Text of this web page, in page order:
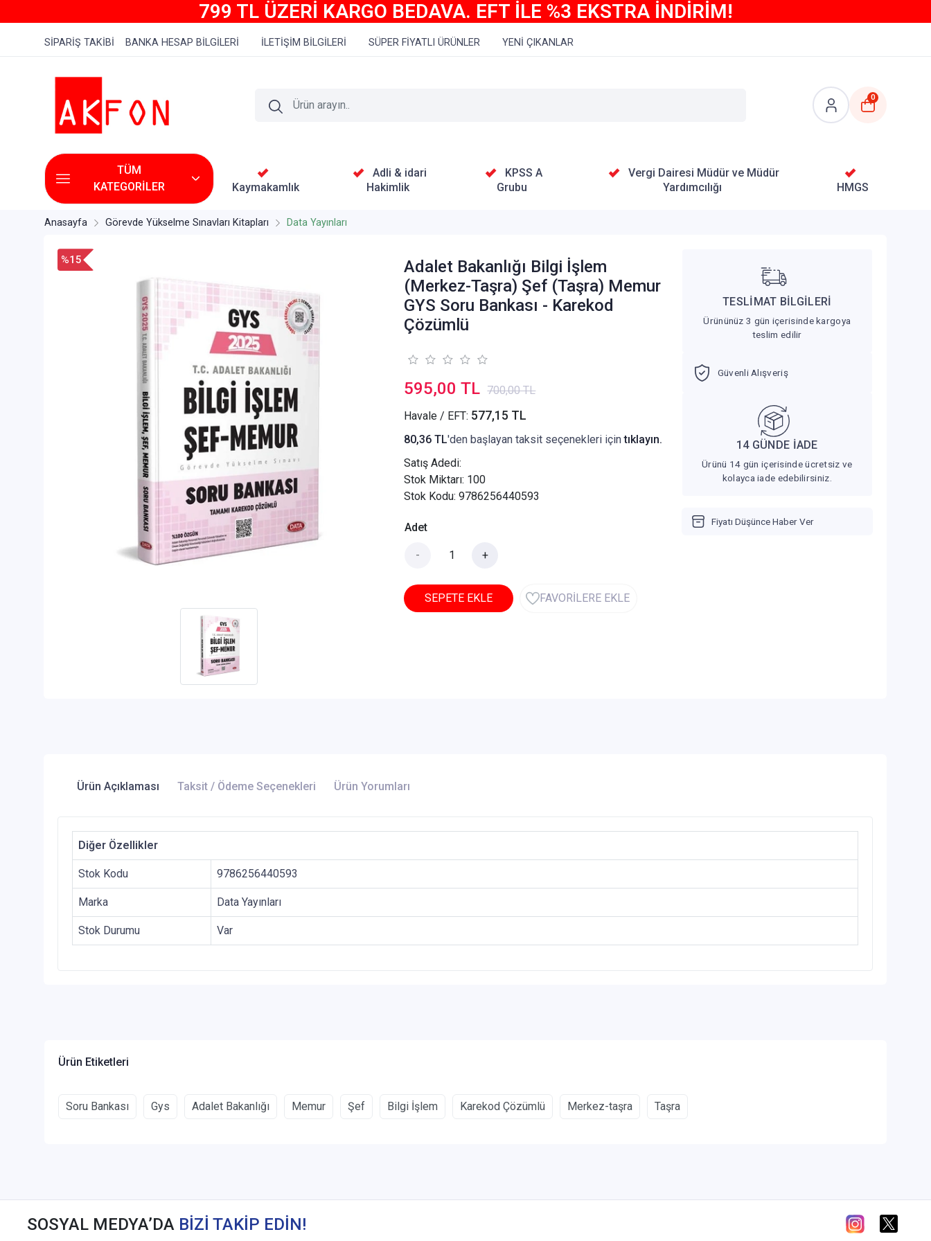
799 TL ÜZERİ KARGO BEDAVA. EFT İLE %3 EKSTRA İNDİRİM!
SİPARİŞ TAKİBİ BANKA HESAP BİLGİLERİ İLETİŞİM BİLGİLERİ SÜPER FİYATLI ÜRÜNLER YENİ ÇIKANLAR
0
TÜM
KATEGORİLER
Kaymakamlık
Adli & idari
Hakimlik
KPSS A
Grubu
Vergi Dairesi Müdür ve Müdür
Yardımcılığı
HMGS
Anasayfa Görevde Yükselme Sınavları Kitapları Data Yayınları
%15
Adalet Bakanlığı Bilgi İşlem
(Merkez-Taşra) Şef (Taşra) Memur
GYS Soru Bankası - Karekod
Çözümlü
595,00 TL 700,00 TL
Havale / EFT: 577,15 TL
80,36 TL'den başlayan taksit seçenekleri içintıklayın.
Satış Adedi:
Stok Miktarı: 100
Stok Kodu: 9786256440593
Adet
- +
SEPETE EKLE FAVORİLERE EKLE
TESLİMAT BİLGİLERİ
Ürününüz 3 gün içerisinde kargoya
teslim edilir
Güvenli Alışveriş
14 GÜNDE İADE
Ürünü 14 gün içerisinde ücretsiz ve
kolayca iade edebilirsiniz.
Fiyatı Düşünce Haber Ver
Ürün Açıklaması Taksit / Ödeme Seçenekleri Ürün Yorumları
Diğer Özellikler
Stok Kodu 9786256440593
Marka Data Yayınları
Stok Durumu Var
Ürün Etiketleri
Soru Bankası Gys Adalet Bakanlığı Memur Şef Bilgi İşlem Karekod Çözümlü Merkez-taşra Taşra
SOSYAL MEDYA’DA BİZİ TAKİP EDİN!